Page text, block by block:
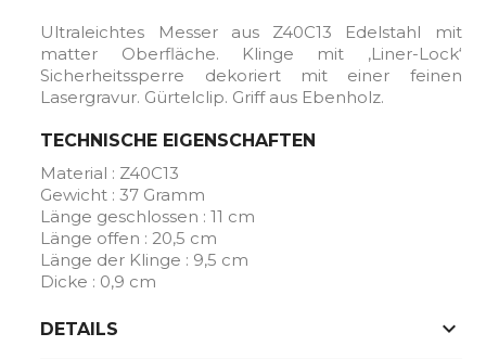
Ultraleichtes Messer aus Z40C13 Edelstahl mit
matter Oberfläche. Klinge mit ‚Liner-Lock‘
Sicherheitssperre dekoriert mit einer feinen
Lasergravur. Gürtelclip. Griff aus Ebenholz.
TECHNISCHE EIGENSCHAFTEN
Material : Z40C13
Gewicht : 37 Gramm
Länge geschlossen : 11 cm
Länge offen : 20,5 cm
Länge der Klinge : 9,5 cm
Dicke : 0,9 cm
DETAILS expand_more